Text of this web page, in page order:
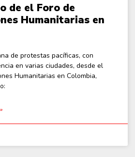
de el Foro de
Humanitarias en
de protestas pacíficas, con
en varias ciudades, desde el
Humanitarias en Colombia,